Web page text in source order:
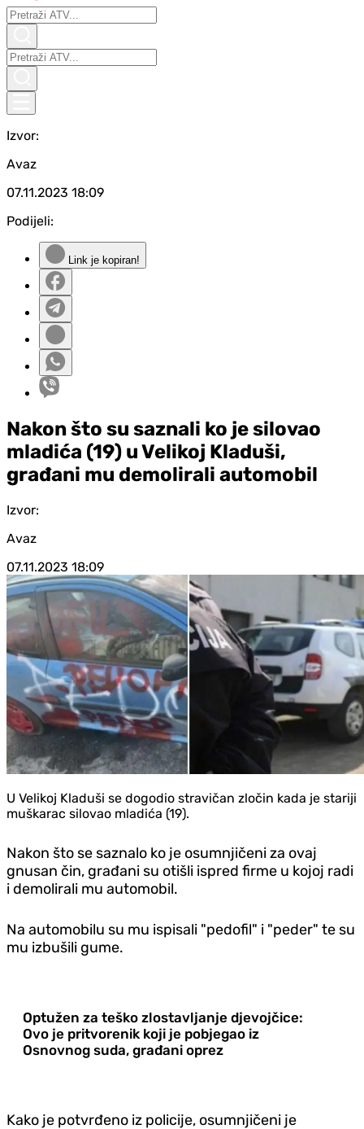
Izvor:
Avaz
07.11.2023 18:09
Podijeli:
Link je kopiran!
Nakon što su saznali ko je silovao
mladića (19) u Velikoj Kladuši,
građani mu demolirali automobil
Izvor:
Avaz
07.11.2023 18:09
U Velikoj Kladuši se dogodio stravičan zločin kada je stariji
muškarac silovao mladića (19).
Nakon što se saznalo ko je osumnjičeni za ovaj
gnusan čin, građani su otišli ispred firme u kojoj radi
i demolirali mu automobil.
Na automobilu su mu ispisali "pedofil" i "peder" te su
mu izbušili gume.
Optužen za teško zlostavljanje djevojčice:
Ovo je pritvorenik koji je pobjegao iz
Osnovnog suda, građani oprez
Kako je potvrđeno iz policije, osumnjičeni je